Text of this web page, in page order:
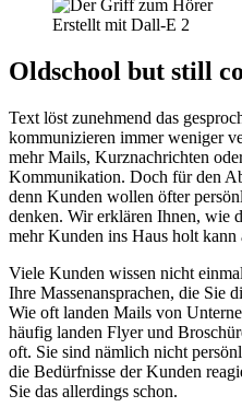
Erstellt mit Dall-E 2
Oldschool but still
Text löst zunehmend das
kommunizieren immer weniger
mehr Mails, Kurznachrichten
Kommunikation. Doch für den
denn Kunden wollen öfter
denken. Wir erklären Ihnen, wie
mehr Kunden ins Haus holt kann
Viele Kunden wissen nicht
Ihre Massenansprachen, die Sie
Wie oft landen Mails von
häufig landen Flyer und
oft. Sie sind nämlich nicht
die Bedürfnisse der Kunden
Sie das allerdings schon.